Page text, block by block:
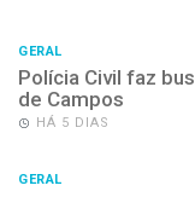
GERAL
Polícia Civil faz
de Campos
HÁ 5 DIAS
GERAL